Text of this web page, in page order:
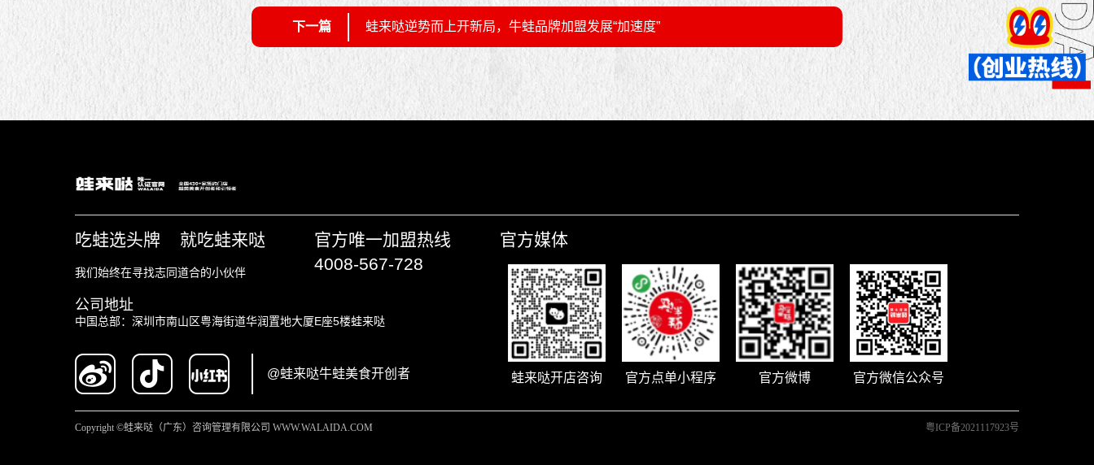
下一篇 蛙来哒逆势而上开新局，牛蛙品牌加盟发展“加速度”
吃蛙选头牌 就吃蛙来哒
我们始终在寻找志同道合的小伙伴
官方唯一加盟热线
4008-567-728
公司地址
中国总部：深圳市南山区粤海街道华润置地大厦E座5楼蛙来哒
@蛙来哒牛蛙美食开创者
官方媒体
蛙来哒开店咨询 官方点单小程序 官方微博 官方微信公众号
Copyright ©蛙来哒（广东）咨询管理有限公司 WWW.WALAIDA.COM 粤ICP备2021117923号